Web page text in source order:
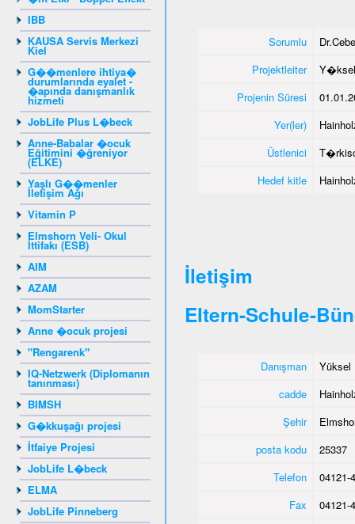
IBB
KAUSA Servis Merkezi
Kiel
G��menlere ihtiya�
durumlarında eyalet -
�apında danışmanlık
hizmeti
JobLife Plus L�beck
Anne-Babalar �ocuk
Eğitimini �ğreniyor
(ELKE)
Yaşlı G��menler
İletişim Ağı
Vitamin P
Elmshorn Veli- Okul
İttifakı (ESB)
AIM
AZAM
MomStarter
Anne �ocuk projesi
"Rengarenk"
IQ-Netzwerk (Diplomanın
tanınması)
BIMSH
G�kkuşağı projesi
İtfaiye Projesi
JobLife L�beck
ELMA
JobLife Pinneberg
Sorumlu
Projektleiter
Projenin Süresi
Yer(ler)
Üstlenici
Hedef kitle
İletişim
Eltern-Schule-
Danışman
Yüksel
cadde
Şehir
posta kodu
25337
Telefon
04121-
Fax
04121-